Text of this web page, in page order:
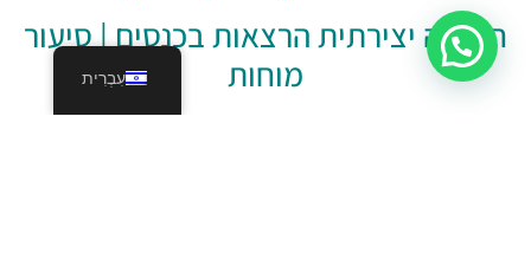
חשיבה יצירתית הרצאות בכנסים|סיעור
מוחות
עִבְרִית